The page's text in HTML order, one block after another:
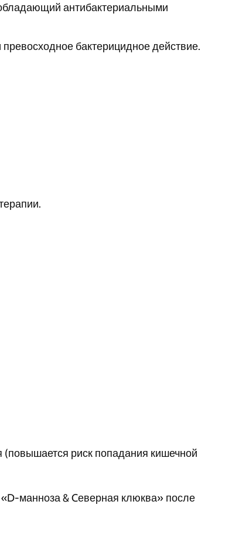
антибактериальными
бактерицидное действие.
(повышается риск попадания кишечной
манноза & Cеверная клюква» после